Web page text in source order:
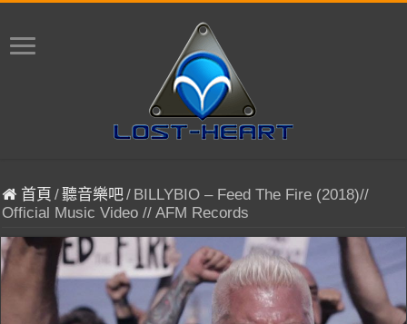
首頁 /聽音樂吧/ BILLYBIO – Feed The Fire (2018)//
Official Music Video // AFM Records